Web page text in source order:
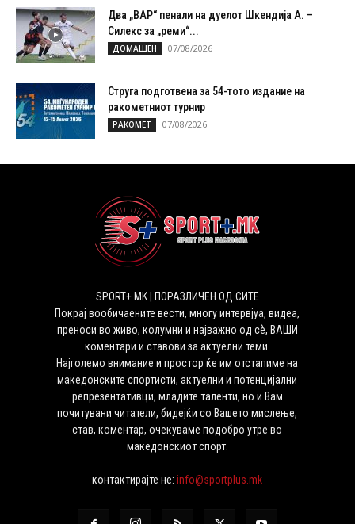
Два „ВАР“ пенали на дуелот Шкендија А. –
Силекс за „реми“...
ДОМАШЕН 07/08/2026
Струга подготвена за 54-тото издание на
ракометниот турнир
РАКОМЕТ 07/08/2026
SPORT+ MK | ПОРАЗЛИЧЕН ОД СИТЕ
Покрај вообичаените вести, многу интервјуа, видеа,
преноси во живо, колумни и најважно од сѐ, ВАШИ
коментари и ставови за актуелни теми.
Најголемо внимание и простор ќе им отстапиме на
македонските спортисти, актуелни и потенцијални
репрезентативци, младите таленти, но и Вам
почитувани читатели, бидејќи со Вашето мислење,
став, коментар, очекуваме подобро утре во
македонскиот спорт.
контактирајте не:info@sportplus.mk